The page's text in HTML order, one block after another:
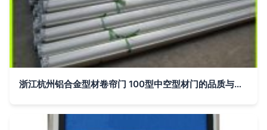
浙江杭州铝合金型材卷帘门 100型中空型材门的品质与价格解析